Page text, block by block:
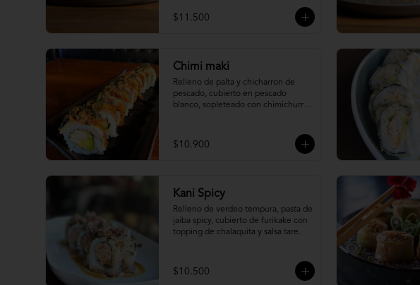
$11.500
Chimi maki
Relleno de palta y chicharron de
pescado, cubierto en pescado
blanco, sopleteado con chimichurri
$10.900
Kani Spicy
Relleno de verdeo tempura, pasta de
jaiba spicy, cubierto de furikake con
topping de chalaquita y salsa tare.
$10.500